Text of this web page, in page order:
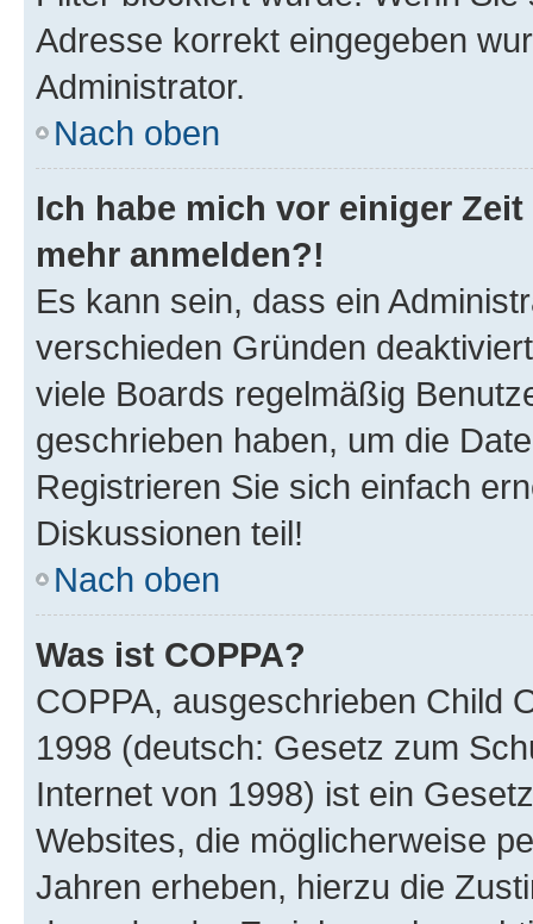
Adresse korrekt eingegeben
Administrator.
Nach oben
Ich habe mich vor einiger
mehr anmelden?!
Es kann sein, dass ein
verschieden Gründen
viele Boards regelmäßig
geschrieben haben, um die
Registrieren Sie sich einfach
Diskussionen teil!
Nach oben
Was ist COPPA?
COPPA, ausgeschrieben Child
1998 (deutsch: Gesetz zum
Internet von 1998) ist ein
Websites, die möglicherweise
Jahren erheben, hierzu die